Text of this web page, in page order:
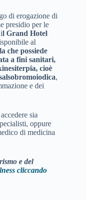
di erogazione di
presidio per le
l Grand Hotel
al
che possiede
a fini sanitari,
cioè
,
e dei
sia
oppure
di medicina
e del
cliccando